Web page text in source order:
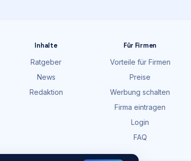
Inhalte
Ratgeber
News
Redaktion
Für Firmen
Vorteile für Firmen
Preise
Werbung schalten
Firma eintragen
Login
FAQ